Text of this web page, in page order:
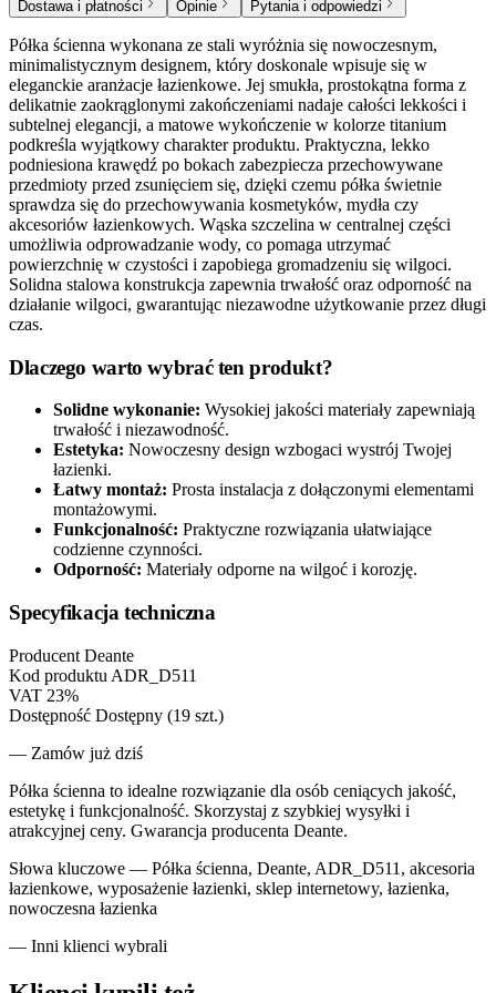
Dostawa i płatności Opinie Pytania i odpowiedzi
Półka ścienna wykonana ze stali wyróżnia się nowoczesnym,
minimalistycznym designem, który doskonale wpisuje się w
eleganckie aranżacje łazienkowe. Jej smukła, prostokątna forma z
delikatnie zaokrąglonymi zakończeniami nadaje całości lekkości i
subtelnej elegancji, a matowe wykończenie w kolorze titanium
podkreśla wyjątkowy charakter produktu. Praktyczna, lekko
podniesiona krawędź po bokach zabezpiecza przechowywane
przedmioty przed zsunięciem się, dzięki czemu półka świetnie
sprawdza się do przechowywania kosmetyków, mydła czy
akcesoriów łazienkowych. Wąska szczelina w centralnej części
umożliwia odprowadzanie wody, co pomaga utrzymać
powierzchnię w czystości i zapobiega gromadzeniu się wilgoci.
Solidna stalowa konstrukcja zapewnia trwałość oraz odporność na
działanie wilgoci, gwarantując niezawodne użytkowanie przez długi
czas.
Dlaczego warto wybrać ten produkt?
Solidne wykonanie: Wysokiej jakości materiały zapewniają
trwałość i niezawodność.
Estetyka: Nowoczesny design wzbogaci wystrój Twojej
łazienki.
Łatwy montaż: Prosta instalacja z dołączonymi elementami
montażowymi.
Funkcjonalność: Praktyczne rozwiązania ułatwiające
codzienne czynności.
Odporność: Materiały odporne na wilgoć i korozję.
Specyfikacja techniczna
Producent Deante
Kod produktu ADR_D511
VAT 23%
Dostępność Dostępny (19 szt.)
— Zamów już dziś
Półka ścienna to idealne rozwiązanie dla osób ceniących jakość,
estetykę i funkcjonalność. Skorzystaj z szybkiej wysyłki i
atrakcyjnej ceny. Gwarancja producenta Deante.
Słowa kluczowe — Półka ścienna, Deante, ADR_D511, akcesoria
łazienkowe, wyposażenie łazienki, sklep internetowy, łazienka,
nowoczesna łazienka
— Inni klienci wybrali